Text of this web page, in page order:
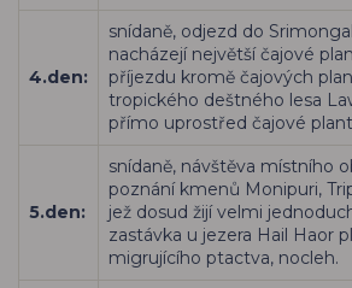
4.den:
snídaně, odjezd do
nacházejí největší čajové
příjezdu kromě čajových
tropického deštného lesa
přímo uprostřed čajové
5.den:
snídaně, návštěva místního
poznání kmenů Monipuri,
jež dosud žijí velmi
zastávka u jezera Hail Haor
migrujícího ptactva, nocleh.